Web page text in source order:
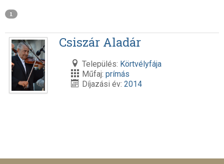
1
Csiszár Aladár
Település: Körtvélyfája
Műfaj: prímás
Díjazási év: 2014